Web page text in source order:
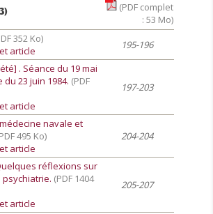
(PDF complet
: 53 Mo)
352 Ko)
article
195-196
. Séance du 19 mai
du 23 juin 1984. (PDF
article
197-203
navale et
495 Ko)
article
204-204
réflexions sur
(PDF 1404
article
205-207